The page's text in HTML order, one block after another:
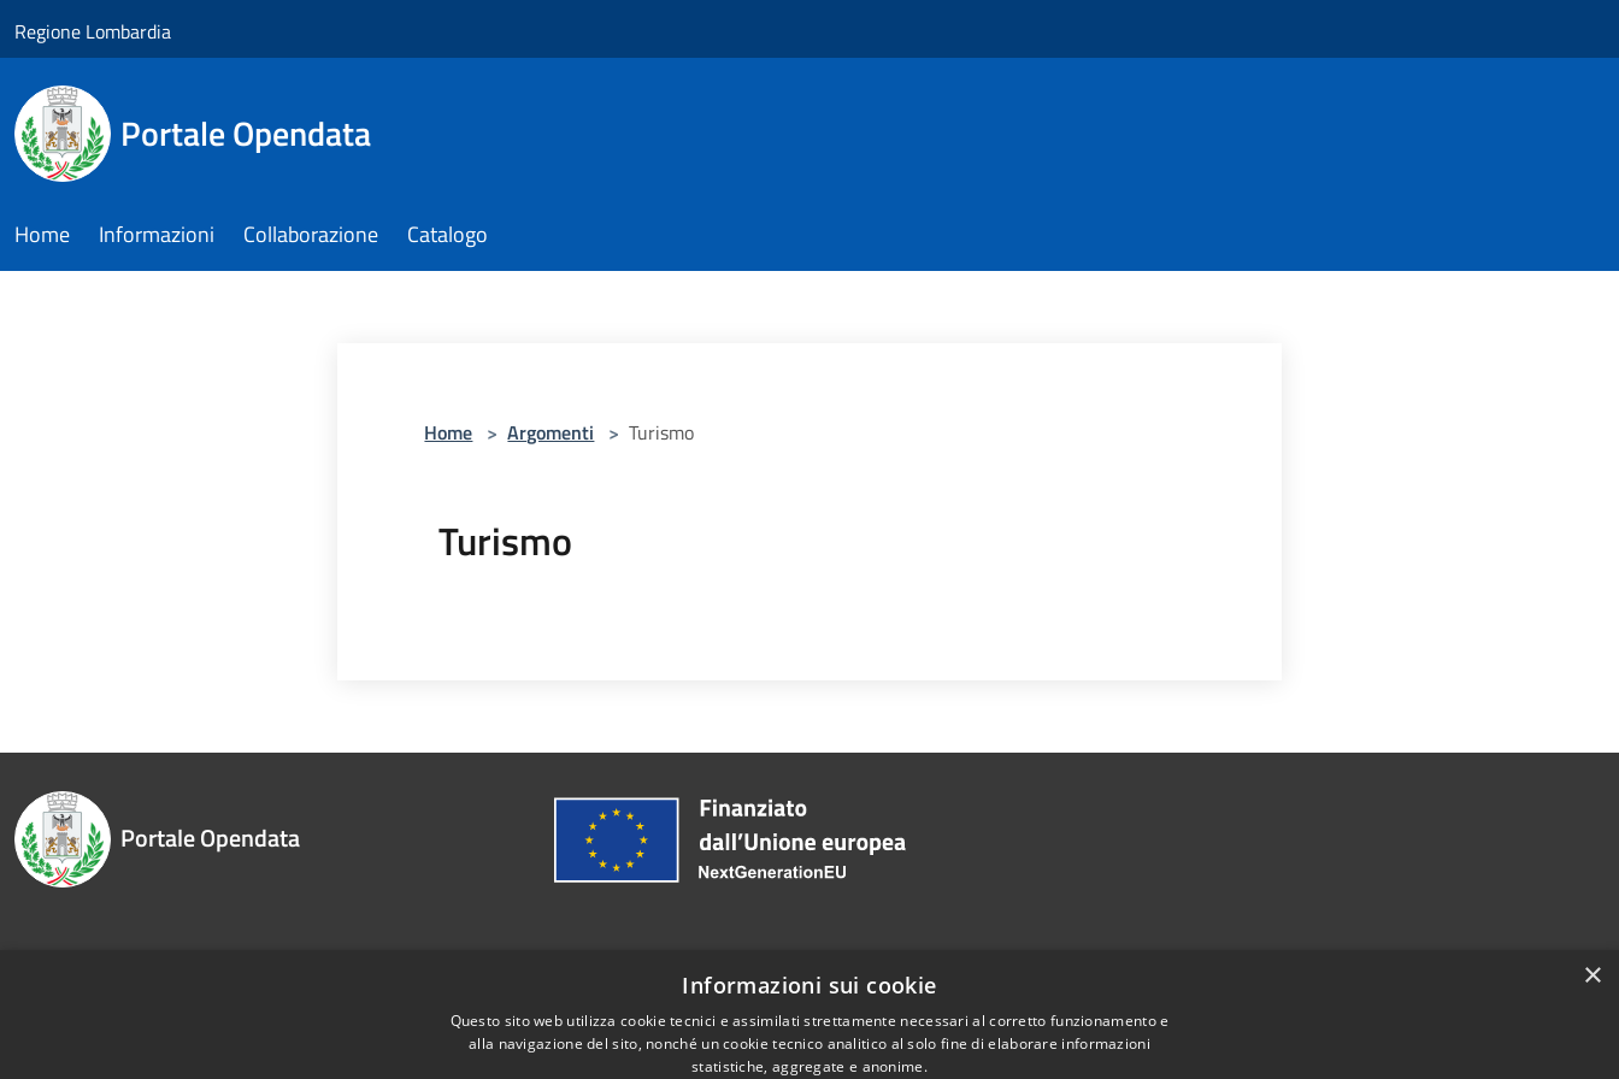
Regione Lombardia
Portale Opendata
Home Informazioni Collaborazione Catalogo
Home > Argomenti > Turismo
Turismo
Portale Opendata
Telefono:0363 3171
×
Informazioni sui cookie
Questo sito web utilizza cookie tecnici e assimilati strettamente necessari al corretto funzionamento e
alla navigazione del sito, nonché un cookie tecnico analitico al solo fine di elaborare informazioni
statistiche, aggregate e anonime.